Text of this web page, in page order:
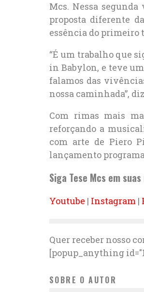
Mcs. Nessa
proposta diferente
essência do primeiro
“É um trabalho que
in Babylon, e teve
falamos das
nossa caminhada”,
Com rimas mais
reforçando a
com arte de Piero
lançamento
Siga Tese Mcs em
Youtube | Instagram |
Quer receber nosso
[popup_anything
SOBRE O AUTOR